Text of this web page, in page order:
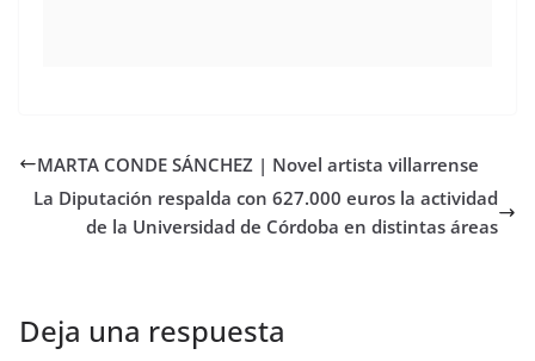
MARTA CONDE SÁNCHEZ | Novel artista villarrense
La Diputación respalda con 627.000 euros la actividad
de la Universidad de Córdoba en distintas áreas
Deja una respuesta